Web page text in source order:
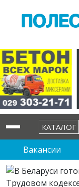
КАТАЛОГ
Вакансии